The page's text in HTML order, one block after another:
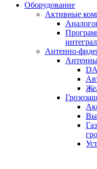
Оборудование
Активные
Антенно-